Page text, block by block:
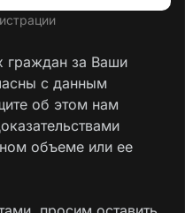
граждан за Ваши
с данным
об этом нам
объеме или ее